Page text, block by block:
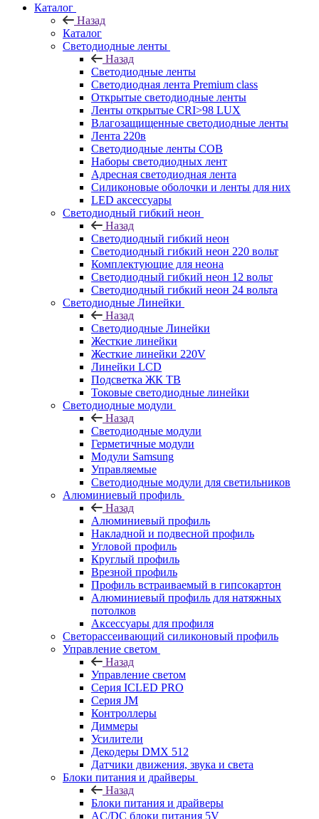
Каталог
Назад
Каталог
Светодиодные ленты
Назад
Светодиодные ленты
Светодиодная лента Premium class
Открытые светодиодные ленты
Ленты открытые CRI>98 LUX
Влагозащищенные светодиодные ленты
Лента 220в
Светодиодные ленты COB
Наборы светодиодных лент
Адресная светодиодная лента
Силиконовые оболочки и ленты для них
LED аксессуары
Светодиодный гибкий неон
Назад
Светодиодный гибкий неон
Светодиодный гибкий неон 220 вольт
Комплектующие для неона
Светодиодный гибкий неон 12 вольт
Светодиодный гибкий неон 24 вольта
Светодиодные Линейки
Назад
Светодиодные Линейки
Жесткие линейки
Жесткие линейки 220V
Линейки LCD
Подсветка ЖК ТВ
Токовые светодиодные линейки
Светодиодные модули
Назад
Светодиодные модули
Герметичные модули
Модули Samsung
Управляемые
Светодиодные модули для светильников
Алюминиевый профиль
Назад
Алюминиевый профиль
Накладной и подвесной профиль
Угловой профиль
Круглый профиль
Врезной профиль
Профиль встраиваемый в гипсокартон
Алюминиевый профиль для натяжных
потолков
Аксессуары для профиля
Светорассеивающий силиконовый профиль
Управление светом
Назад
Управление светом
Серия ICLED PRO
Серия JM
Контроллеры
Диммеры
Усилители
Декодеры DMX 512
Датчики движения, звука и света
Блоки питания и драйверы
Назад
Блоки питания и драйверы
AC/DC блоки питания 5V